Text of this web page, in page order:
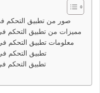
صور من تطبيق التحكم
مميزات من تطبيق التحكم
معلومات تطبيق التحكم
تطبيق التحكم
تطبيق التحكم